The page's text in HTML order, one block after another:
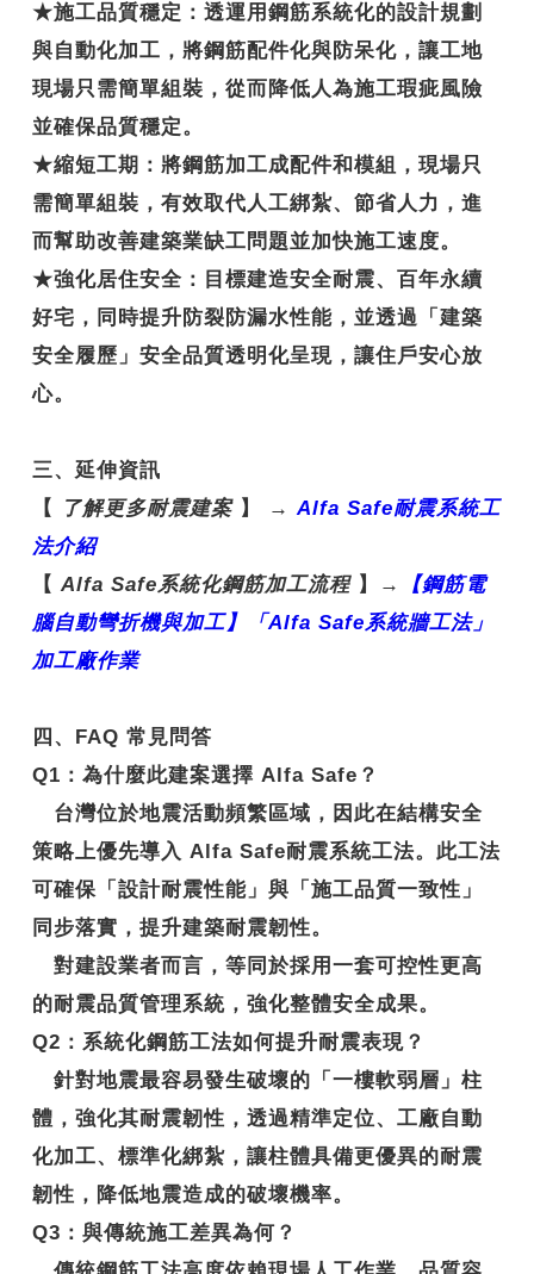
★施工品質穩定 ：透運用鋼筋系統化的設計規劃
與自動化加工，將鋼筋配件化與防呆化，讓工地
現場只需簡單組裝，從而降低人為施工瑕疵風險
並確保品質穩定。
★縮短工期 ：將鋼筋加工成配件和模組，現場只
需簡單組裝，有效取代人工綁紮、節省人力，進
而幫助改善建築業缺工問題並加快施工速度。
★強化居住安全 ：目標建造安全耐震、百年永續
好宅，同時提升防裂防漏水性能，並透過「建築
安全履歷」安全品質透明化呈現，讓住戶安心放
心。
三、延伸資訊
【
了解更多耐震建案 】 →Alfa Safe耐震系統工
法介紹
【 Alfa Safe系統化鋼筋加工流程 】 → 【鋼筋電
腦自動彎折機與加工】「Alfa Safe系統牆工法」
加工廠作業
四、FAQ 常見問答
Q1 ： 為什麼此建案選擇 Alfa Safe？
台灣位於地震活動頻繁區域，因此在結構安全
策略上優先導入 Alfa Safe耐震系統工法。此工法
可確保「設計耐震性能」與「施工品質一致性」
同步落實，提升建築耐震韌性。
對建設業者而言，等同於採用一套可控性更高
的耐震品質管理系統，強化整體安全成果。
Q2 ：系統化鋼筋工法如何提升耐震表現？
針對地震最容易發生破壞的「一樓軟弱層」柱
體，強化其耐震韌性，透過精準定位、工廠自動
化加工、標準化綁紮，讓柱體具備更優異的耐震
韌性 ，降低地震造成的破壞機率。
Q3 ：與傳統施工差異為何？